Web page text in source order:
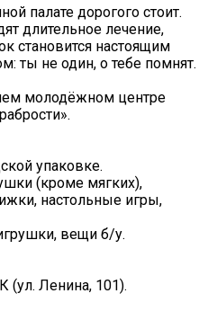
палате дорогого стоит.
длительное лечение,
становится настоящим
ты не один, о тебе помнят.
молодёжном центре
упаковке.
(кроме мягких),
настольные игры,
вещи б/у.
(ул. Ленина, 101).